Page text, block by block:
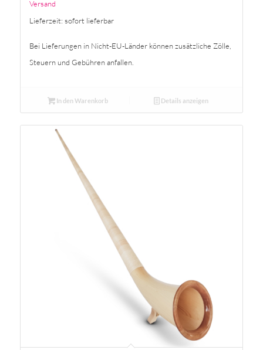
Versand
Lieferzeit: sofort lieferbar
Bei Lieferungen in Nicht-EU-Länder können zusätzliche Zölle,
Steuern und Gebühren anfallen.
In den Warenkorb Details anzeigen